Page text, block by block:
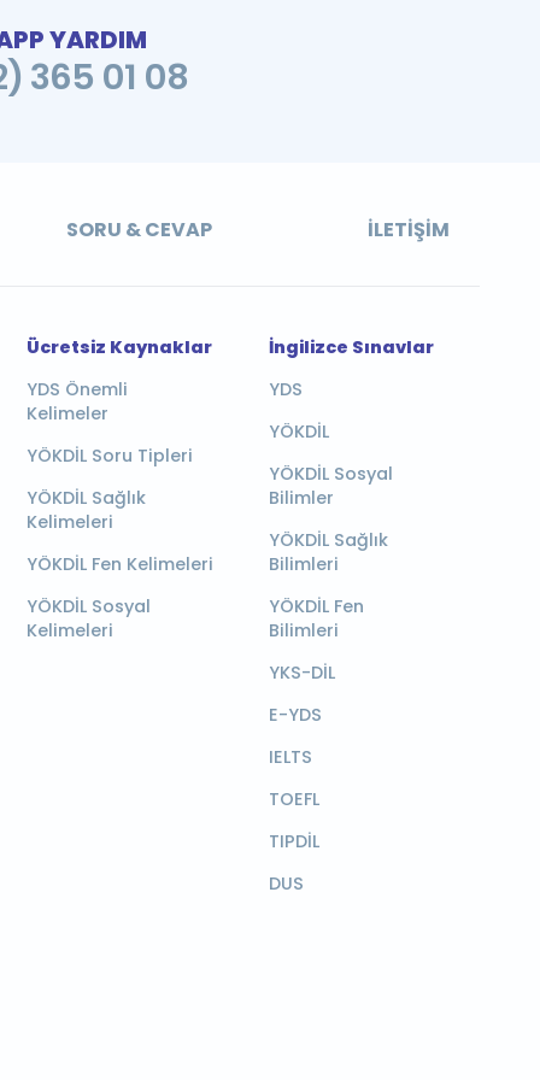
YARDIM
365 01 08
SORU & CEVAP İLETIŞIM
Ücretsiz Kaynaklar
YDS Önemli
Kelimeler
YÖKDİL Soru Tipleri
YÖKDİL Sağlık
Kelimeleri
YÖKDİL Fen Kelimeleri
YÖKDİL Sosyal
Kelimeleri
İngilizce Sınavlar
YDS
YÖKDİL
YÖKDİL Sosyal
Bilimler
YÖKDİL Sağlık
Bilimleri
YÖKDİL Fen
Bilimleri
YKS-DİL
E-YDS
IELTS
TOEFL
TIPDİL
DUS